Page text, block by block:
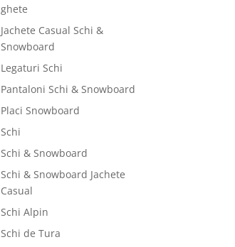
ghete
Jachete Casual Schi &
Snowboard
Legaturi Schi
Pantaloni Schi & Snowboard
Placi Snowboard
Schi
Schi & Snowboard
Schi & Snowboard Jachete
Casual
Schi Alpin
Schi de Tura